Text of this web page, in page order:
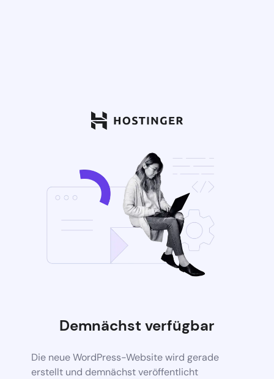
Demnächst verfügbar
Die neue WordPress-Website wird gerade
erstellt und demnächst veröffentlicht